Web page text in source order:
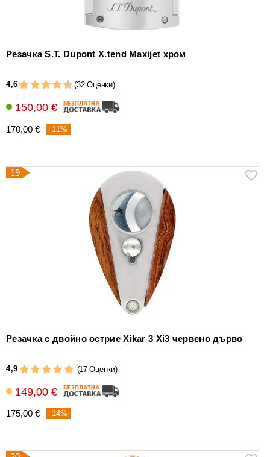
Резачка S.T. Dupont X.tend Maxijet хром
4,6 (32 Оценки)
150,00 €
170,00 € -11%
19
Резачка с двойно острие Xikar 3 Xi3 червено дърво
4,9 (17 Оценки)
149,00 €
175,00 € -14%